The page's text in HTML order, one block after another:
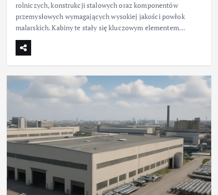
rolniczych, konstrukcji stalowych oraz komponentów
przemysłowych wymagających wysokiej jakości powłok
malarskich. Kabiny te stały się kluczowym elementem…